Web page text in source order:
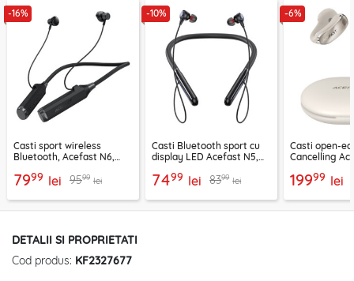
-16%
Casti sport wireless
Bluetooth, Acefast N6,
7999 lei 9599 lei
-10%
Casti Bluetooth sport cu
display LED Acefast N5,
7499 lei 8399 lei
-6%
Casti open-
Cancelling
19999 lei
DETALII SI PROPRIETATI
Cod produs: KF2327677